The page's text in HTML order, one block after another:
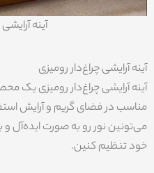
آینه
آینه آرایشی چراغ‌دار رومیزی
آینه آرایشی چراغ‌دار رومیزی یک
مناسب در فضای گریم و آرایش
می‌تونین نور رو به صورت
خود تنظیم کنین.